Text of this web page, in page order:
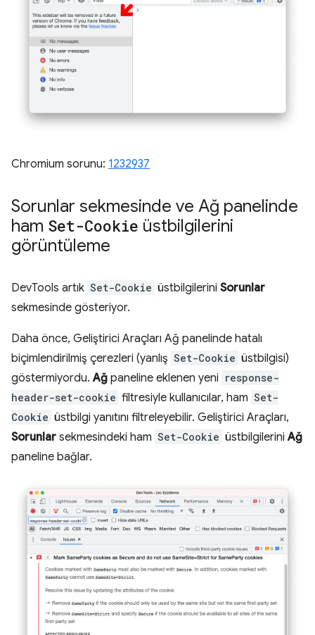
Chromium sorunu: 1232937
Sorunlar sekmesinde ve Ağ panelinde
ham Set-Cookie üstbilgilerini
görüntüleme
DevTools artık Set-Cookie üstbilgilerini Sorunlar
sekmesinde gösteriyor.
Daha önce, Geliştirici Araçları Ağ panelinde hatalı
biçimlendirilmiş çerezleri (yanlış Set-Cookie üstbilgisi)
göstermiyordu.Ağ paneline eklenen yeni response-
header-set-cookie filtresiyle kullanıcılar, ham Set-
Cookie üstbilgi yanıtını filtreleyebilir. Geliştirici Araçları,
Sorunlar sekmesindeki ham Set-Cookie üstbilgileriniAğ
paneline bağlar.